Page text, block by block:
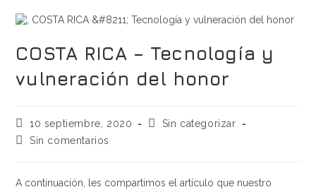
COSTA RICA – Tecnología y
vulneración del honor
10 septiembre, 2020
Sin categorizar
Sin comentarios
A continuación, les compartimos el artículo que nuestro